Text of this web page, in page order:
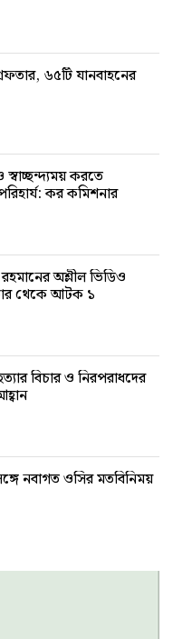
৬৫টি যানবাহনের
করতে
কর কমিশনার
অশ্লীল ভিডিও
থেকে আটক ১
ও নিরপরাধদের
নবাগত ওসির মতবিনিময়